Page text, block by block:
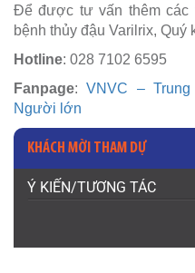
Để được tư vấn thêm các
bệnh thủy đậu Varilrix, Quý
Hotline: 028 7102 6595
Fanpage:VNVC –
Người lớn
KHÁCH MỜI THAM DỰ
Ý KIẾN/TƯƠNG TÁC